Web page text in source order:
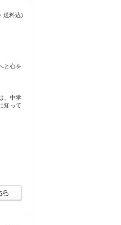
送料込)
と心を
、中学
知って